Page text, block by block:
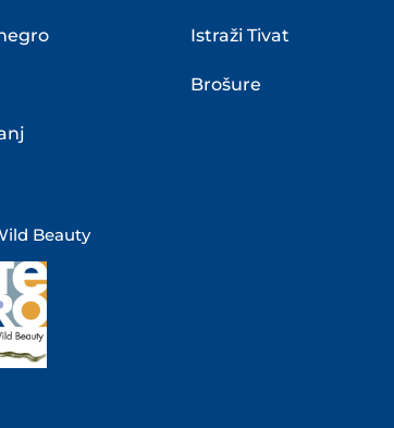
Beauty
Istraži Tivat
Brošure